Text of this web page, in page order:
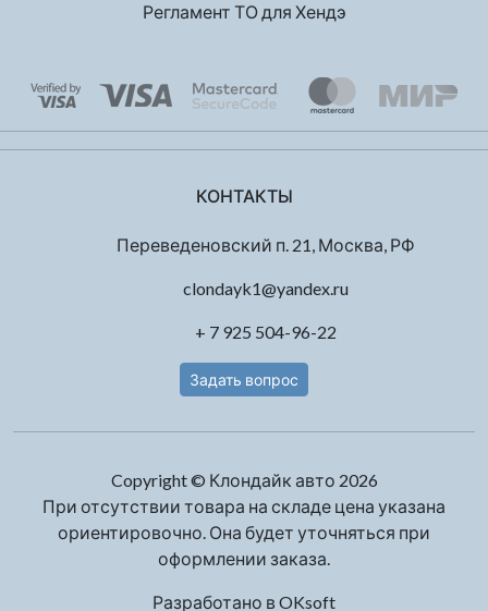
Регламент ТО для Хендэ
КОНТАКТЫ
Переведеновский п. 21, Москва, РФ
clondayk1@yandex.ru
+ 7 925 504-96-22
Задать вопрос
Copyright © Клондайк авто 2026
При отсутствии товара на складе цена указана
ориентировочно. Она будет уточняться при
оформлении заказа.
Разработано в OKsoft